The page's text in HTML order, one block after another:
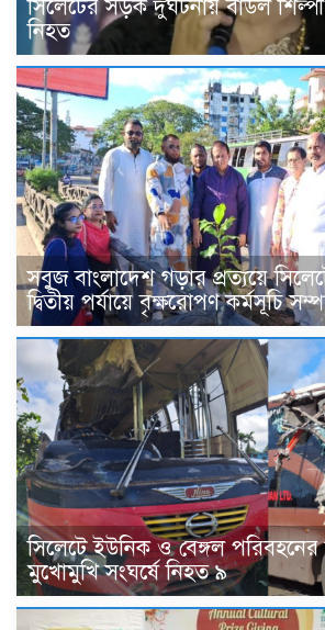
সিলেটের সড়ক দুর্ঘটনায় বাউল
নিহত
সবুজ বাংলাদেশ গড়ার প্রত্যয়ে
দ্বিতীয় পর্যায়ে বৃক্ষরোপণ কর্মসূচি
সিলেটে ইউনিক ও বেঙ্গল
মুখোমুখি সংঘর্ষে নিহত ৯